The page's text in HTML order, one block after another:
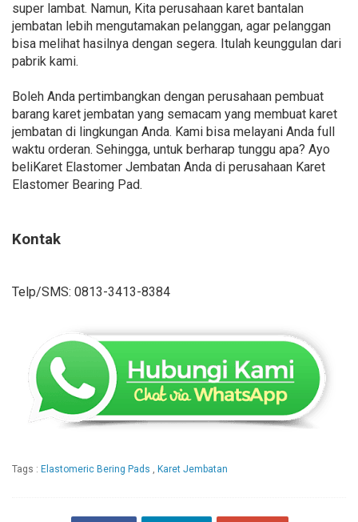
super lambat. Namun, Kita perusahaan karet bantalan
jembatan lebih mengutamakan pelanggan, agar pelanggan
bisa melihat hasilnya dengan segera. Itulah keunggulan dari
pabrik kami.
Boleh Anda pertimbangkan dengan perusahaan pembuat
barang karet jembatan yang semacam yang membuat karet
jembatan di lingkungan Anda. Kami bisa melayani Anda full
waktu orderan. Sehingga, untuk berharap tunggu apa? Ayo
beliKaret Elastomer Jembatan Anda di perusahaan Karet
Elastomer Bearing Pad.
Kontak
Telp/SMS: 0813-3413-8384
Tags : Elastomeric Bering Pads , Karet Jembatan